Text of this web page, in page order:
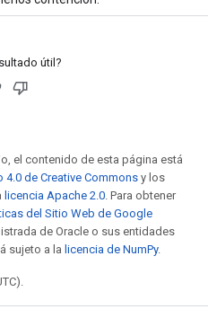
útil?
el contenido de esta página está
4.0 de Creative Commons y los
licencia Apache 2.0. Para obtener
del Sitio Web de Google
de Oracle o sus entidades
sujeto a la licencia de NumPy.